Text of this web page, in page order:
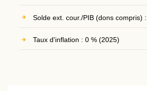
Solde ext. cour./PIB (dons compris) :
Taux d'inflation : 0 % (2025)